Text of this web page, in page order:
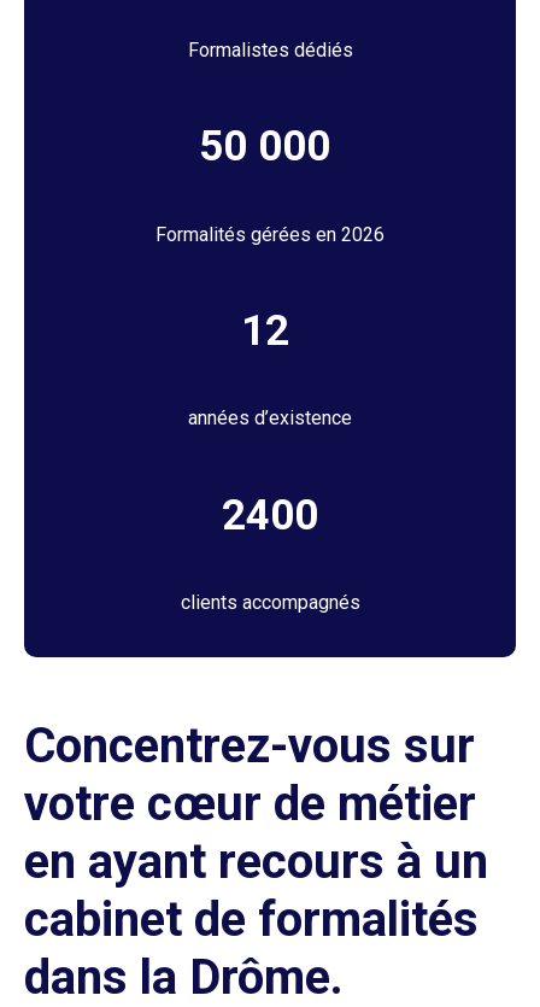
Formalistes dédiés
50 000
Formalités gérées en 2026
12
années d’existence
2400
clients accompagnés
Concentrez-vous sur
votre cœur de métier
en ayant recours à un
cabinet de formalités
dans la Drôme.